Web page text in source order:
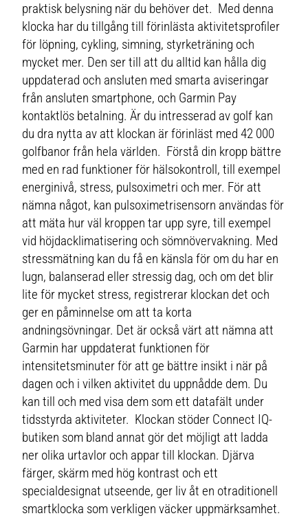
praktisk belysning när du behöver det. Med denna
klocka har du tillgång till förinlästa aktivitetsprofiler
för löpning, cykling, simning, styrketräning och
mycket mer. Den ser till att du alltid kan hålla dig
uppdaterad och ansluten med smarta aviseringar
från ansluten smartphone, och Garmin Pay
kontaktlös betalning. Är du intresserad av golf kan
du dra nytta av att klockan är förinläst med 42 000
golfbanor från hela världen. Förstå din kropp bättre
med en rad funktioner för hälsokontroll, till exempel
energinivå, stress, pulsoximetri och mer. För att
nämna något, kan pulsoximetrisensorn användas för
att mäta hur väl kroppen tar upp syre, till exempel
vid höjdacklimatisering och sömnövervakning. Med
stressmätning kan du få en känsla för om du har en
lugn, balanserad eller stressig dag, och om det blir
lite för mycket stress, registrerar klockan det och
ger en påminnelse om att ta korta
andningsövningar. Det är också värt att nämna att
Garmin har uppdaterat funktionen för
intensitetsminuter för att ge bättre insikt i när på
dagen och i vilken aktivitet du uppnådde dem. Du
kan till och med visa dem som ett datafält under
tidsstyrda aktiviteter. Klockan stöder Connect IQ-
butiken som bland annat gör det möjligt att ladda
ner olika urtavlor och appar till klockan. Djärva
färger, skärm med hög kontrast och ett
specialdesignat utseende, ger liv åt en otraditionell
smartklocka som verkligen väcker uppmärksamhet.